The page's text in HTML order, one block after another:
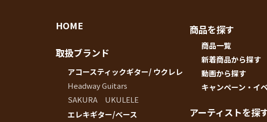
フレッ
雑誌掲
HOME
取扱ブランド
アコースティックギター/ ウクレレ
Headway Guitars
SAKURA UKULELE
エレキギター/ベース
商品を探す
商品一覧
新着商品から探す
動画から探す
キャンペーン・イ
アーティストを探